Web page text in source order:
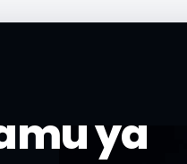
ya